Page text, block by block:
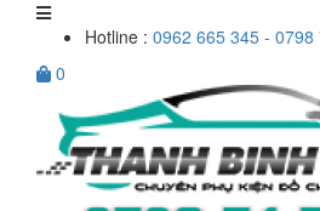
Hotline : 0962 665 345 - 0798
0